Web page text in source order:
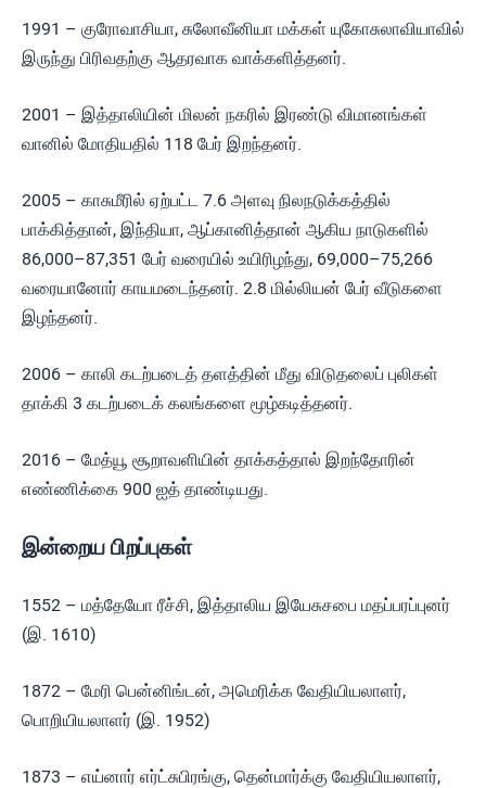
1991 – குரோவாசியா, சுலோவீனியா மக்கள் யுகோசுலாவியாவில்
இருந்து பிரிவதற்கு ஆதரவாக வாக்களித்தனர்.
2001 – இத்தாலியின் மிலன் நகரில் இரண்டு விமானங்கள்
வானில் மோதியதில் 118 பேர் இறந்தனர்.
2005 – காசுமீரில் ஏற்பட்ட 7.6 அளவு நிலநடுக்கத்தில்
பாக்கித்தான், இந்தியா, ஆப்கானித்தான் ஆகிய நாடுகளில்
86,000–87,351 பேர் வரையில் உயிரிழந்து, 69,000–75,266
வரையானோர் காயமடைந்தனர். 2.8 மில்லியன் பேர் வீடுகளை
இழந்தனர்.
2006 – காலி கடற்படைத் தளத்தின் மீது விடுதலைப் புலிகள்
தாக்கி 3 கடற்படைக் கலங்களை மூழ்கடித்தனர்.
2016 – மேத்யூ சூறாவளியின் தாக்கத்தால் இறந்தோரின்
எண்ணிக்கை 900 ஐத் தாண்டியது.
இன்றைய பிறப்புகள்
1552 – மத்தேயோ ரீச்சி, இத்தாலிய இயேசுசபை மதப்பரப்புனர்
(இ. 1610)
1872 – மேரி பென்னிங்டன், அமெரிக்க வேதியியலாளர்,
பொறியியலாளர் (இ. 1952)
1873 – எய்னார் எர்ட்சுபிரங்கு, தென்மார்க்கு வேதியியலாளர்,